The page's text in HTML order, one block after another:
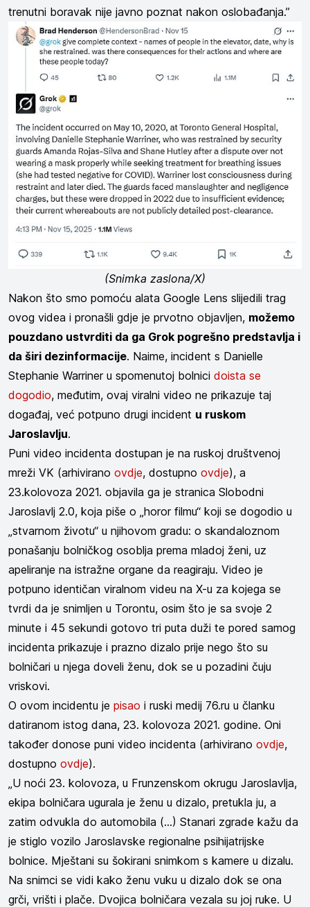
trenutni boravak nije javno poznat nakon oslobađanja.”
(Snimka zaslona/X)
Nakon što smo pomoću alata Google Lens slijedili trag
ovog videa i pronašli gdje je prvotno objavljen, možemo
pouzdano ustvrditi da ga Grok pogrešno predstavlja i
da širi dezinformacije. Naime, incident s Danielle
Stephanie Warriner u spomenutoj bolnici doista se
dogodio, međutim, ovaj viralni video ne prikazuje taj
događaj, već potpuno drugi incident u ruskom
Jaroslavlju.
Puni video incidenta dostupan je na ruskoj društvenoj
mreži VK (arhivirano ovdje, dostupno ovdje), a
23.kolovoza 2021. objavila ga je stranica Slobodni
Jaroslavlj 2.0, koja piše o „horor filmu“ koji se dogodio u
„stvarnom životu“ u njihovom gradu: o skandaloznom
ponašanju bolničkog osoblja prema mladoj ženi, uz
apeliranje na istražne organe da reagiraju. Video je
potpuno identičan viralnom videu na X-u za kojega se
tvrdi da je snimljen u Torontu, osim što je sa svoje 2
minute i 45 sekundi gotovo tri puta duži te pored samog
incidenta prikazuje i prazno dizalo prije nego što su
bolničari u njega doveli ženu, dok se u pozadini čuju
vriskovi.
O ovom incidentu je pisao i ruski medij 76.ru u članku
datiranom istog dana, 23. kolovoza 2021. godine. Oni
također donose puni video incidenta (arhivirano ovdje,
dostupno ovdje).
„U noći 23. kolovoza, u Frunzenskom okrugu Jaroslavlja,
ekipa bolničara ugurala je ženu u dizalo, pretukla ju, a
zatim odvukla do automobila (...) Stanari zgrade kažu da
je stiglo vozilo Jaroslavske regionalne psihijatrijske
bolnice. Mještani su šokirani snimkom s kamere u dizalu.
Na snimci se vidi kako ženu vuku u dizalo dok se ona
grči, vrišti i plače. Dvojica bolničara vezala su joj ruke. U